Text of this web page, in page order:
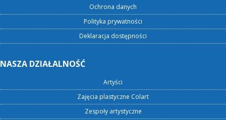
Ochrona danych
Polityka prywatności
Deklaracja dostępności
NASZA DZIAŁALNOŚĆ
Artyści
Zajęcia plastyczne Colart
Zespoły artystyczne